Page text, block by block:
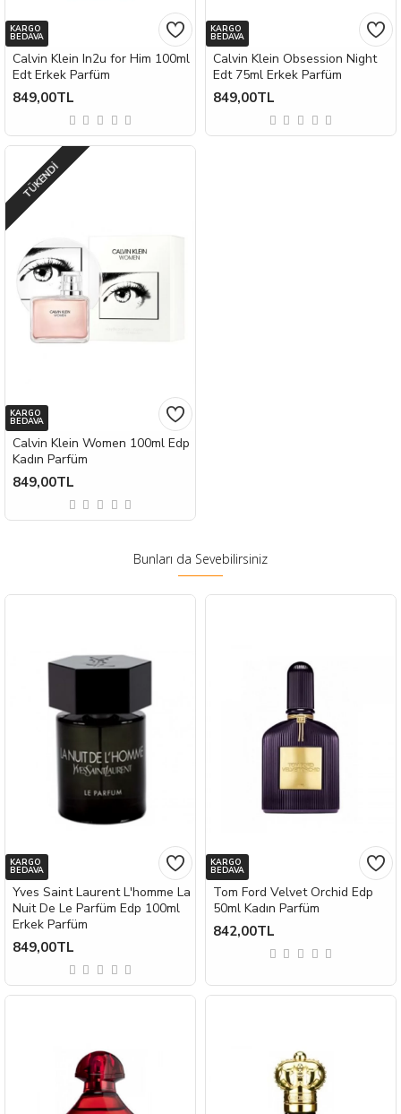
KARGO
BEDAVA
Calvin Klein In2u for Him 100ml
Edt Erkek Parfüm
849,00TL
KARGO
BEDAVA
Calvin Klein Obsession Night
Edt 75ml Erkek Parfüm
849,00TL
KARGO
BEDAVA
TÜKENDI
Calvin Klein Women 100ml Edp
Kadın Parfüm
849,00TL
Bunları da Sevebilirsiniz
KARGO
BEDAVA
Yves Saint Laurent L'homme La
Nuit De Le Parfüm Edp 100ml
Erkek Parfüm
849,00TL
KARGO
BEDAVA
Tom Ford Velvet Orchid Edp
50ml Kadın Parfüm
842,00TL